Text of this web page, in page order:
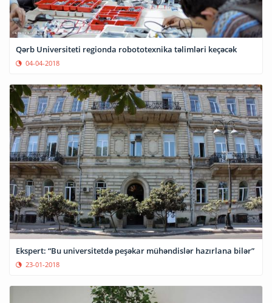
Qərb Universiteti regionda robototexnika təlimləri keçəcək
04-04-2018
Ekspert: “Bu universitetdə peşəkar mühəndislər hazırlana bilər”
23-01-2018